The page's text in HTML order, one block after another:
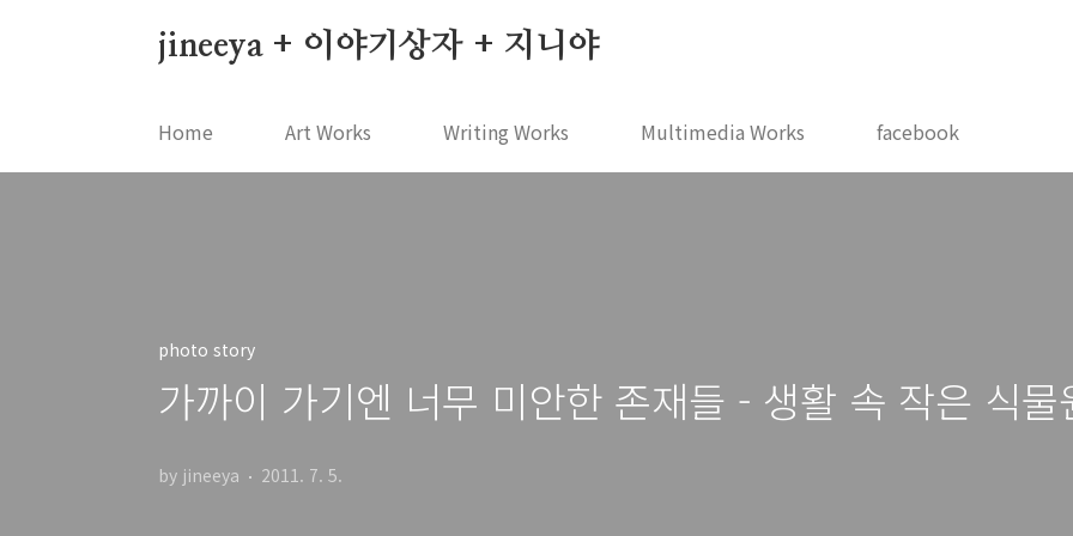
jineeya + 이야기상자 + 지니야
Home Art Works Writing Works Multimedia Works facebook
photo story
가까이 가기엔 너무 미안한 존재들 - 생활 속 작은 식물
by jineeya 2011. 7. 5.